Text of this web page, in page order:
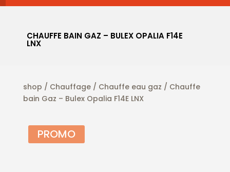
CHAUFFE BAIN GAZ – BULEX OPALIA F14E
LNX
shop / Chauffage/ Chauffe eau gaz / Chauffe
bain Gaz – Bulex Opalia F14E LNX
PROMO